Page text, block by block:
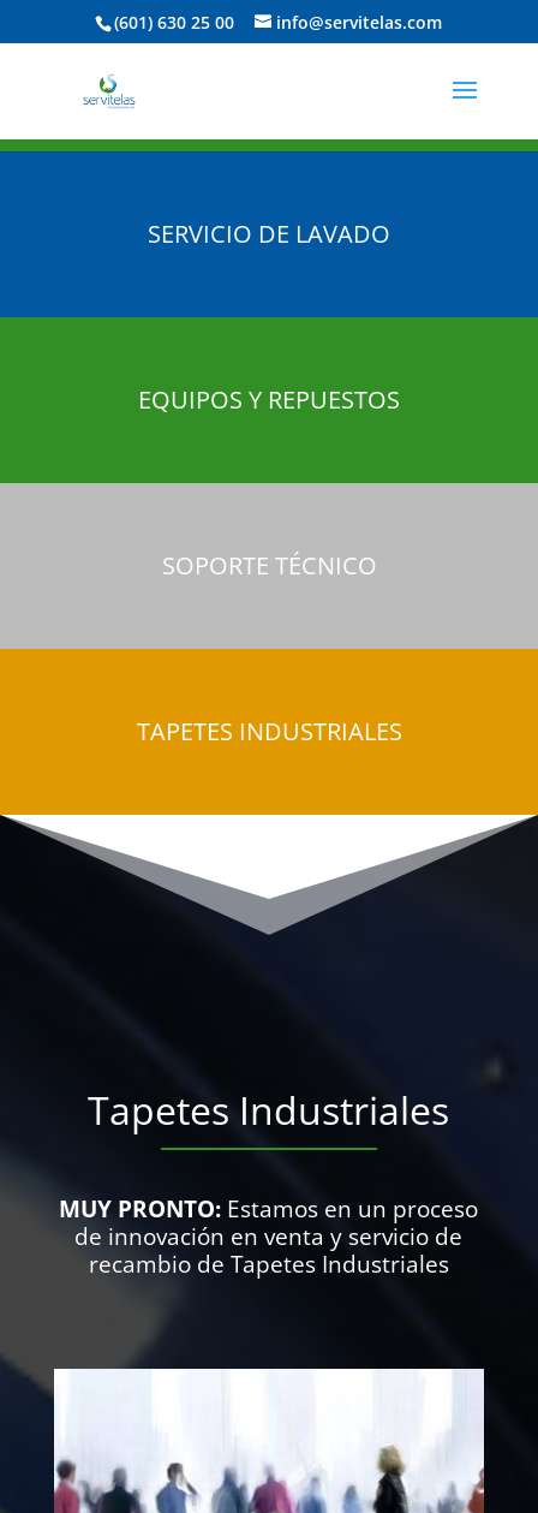
(601) 630 25 00 info@servitelas.com
SERVICIO DE LAVADO
EQUIPOS Y REPUESTOS
SOPORTE TÉCNICO
TAPETES INDUSTRIALES
Tapetes Industriales
MUY PRONTO: Estamos en un proceso
de innovación en venta y servicio de
recambio de Tapetes Industriales